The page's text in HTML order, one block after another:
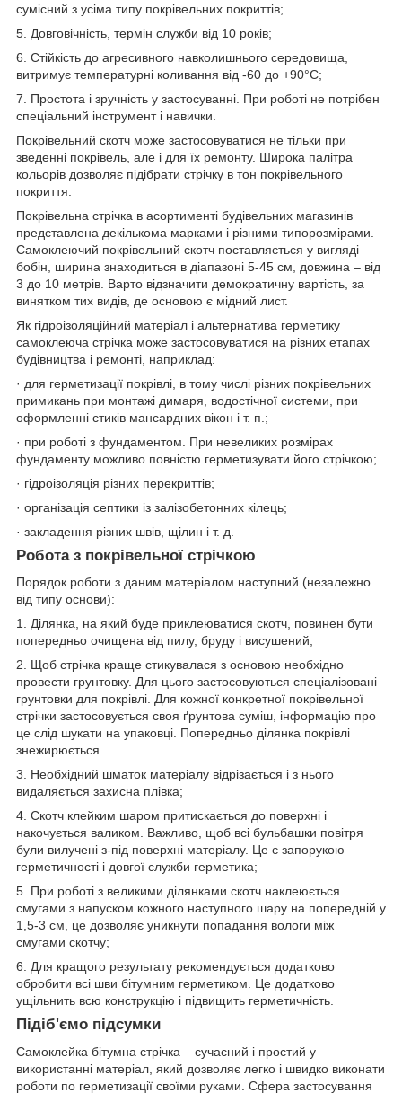
сумісний з усіма типу покрівельних покриттів;
5. Довговічність, термін служби від 10 років;
6. Стійкість до агресивного навколишнього середовища,
витримує температурні коливання від -60 до +90°С;
7. Простота і зручність у застосуванні. При роботі не потрібен
спеціальний інструмент і навички.
Покрівельний скотч може застосовуватися не тільки при
зведенні покрівель, але і для їх ремонту. Широка палітра
кольорів дозволяє підібрати стрічку в тон покрівельного
покриття.
Покрівельна стрічка в асортименті будівельних магазинів
представлена декількома марками і різними типорозмірами.
Самоклеючий покрівельний скотч поставляється у вигляді
бобін, ширина знаходиться в діапазоні 5-45 см, довжина – від
3 до 10 метрів. Варто відзначити демократичну вартість, за
винятком тих видів, де основою є мідний лист.
Як гідроізоляційний матеріал і альтернатива герметику
самоклеюча стрічка може застосовуватися на різних етапах
будівництва і ремонті, наприклад:
· для герметизації покрівлі, в тому числі різних покрівельних
примикань при монтажі димаря, водостічної системи, при
оформленні стиків мансардних вікон і т. п.;
· при роботі з фундаментом. При невеликих розмірах
фундаменту можливо повністю герметизувати його стрічкою;
· гідроізоляція різних перекриттів;
· організація септики із залізобетонних кілець;
· закладення різних швів, щілин і т. д.
Робота з покрівельної стрічкою
Порядок роботи з даним матеріалом наступний (незалежно
від типу основи):
1. Ділянка, на який буде приклеюватися скотч, повинен бути
попередньо очищена від пилу, бруду і висушений;
2. Щоб стрічка краще стикувалася з основою необхідно
провести грунтовку. Для цього застосовуються спеціалізовані
грунтовки для покрівлі. Для кожної конкретної покрівельної
стрічки застосовується своя ґрунтова суміш, інформацію про
це слід шукати на упаковці. Попередньо ділянка покрівлі
знежирюється.
3. Необхідний шматок матеріалу відрізається і з нього
видаляється захисна плівка;
4. Скотч клейким шаром притискається до поверхні і
накочується валиком. Важливо, щоб всі бульбашки повітря
були вилучені з-під поверхні матеріалу. Це є запорукою
герметичності і довгої служби герметика;
5. При роботі з великими ділянками скотч наклеюється
смугами з напуском кожного наступного шару на попередній у
1,5-3 см, це дозволяє уникнути попадання вологи між
смугами скотчу;
6. Для кращого результату рекомендується додатково
обробити всі шви бітумним герметиком. Це додатково
ущільнить всю конструкцію і підвищить герметичність.
Підіб'ємо підсумки
Самоклейка бітумна стрічка – сучасний і простий у
використанні матеріал, який дозволяє легко і швидко виконати
роботи по герметизації своїми руками. Сфера застосування